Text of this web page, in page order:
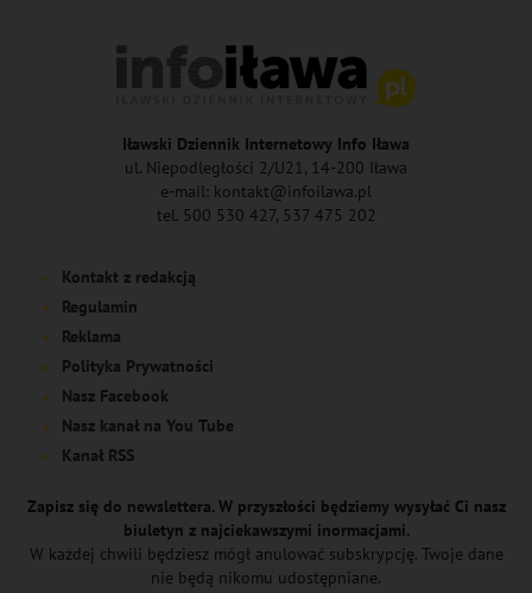
Iławski Dziennik Internetowy Info Iława
ul. Niepodległości 2/U21, 14-200 Iława
e-mail: kontakt@infoilawa.pl
tel. 500 530 427, 537 475 202
Kontakt z redakcją
Regulamin
Reklama
Polityka Prywatności
Nasz Facebook
Nasz kanał na You Tube
Kanał RSS
Zapisz się do newslettera. W przyszłości będziemy wysyłać Ci nasz
biuletyn z najciekawszymi inormacjami.
W każdej chwili będziesz mógł anulować subskrypcję. Twoje dane
nie będą nikomu udostępniane.